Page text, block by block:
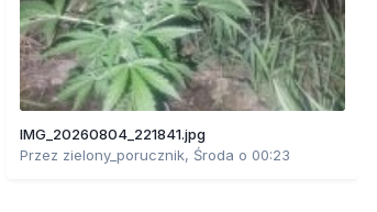
IMG_20260804_221841.jpg
Przez zielony_porucznik, Środa o 00:23